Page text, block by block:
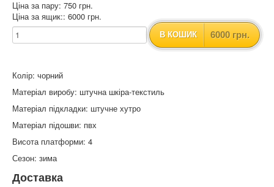
Ціна за пару: 750 грн.
Ціна за ящик:: 6000 грн.
В КОШИК 6000 грн.
Колір: чорний
Матеріал виробу: штучна шкіра-текстиль
Матеріал підкладки: штучне хутро
Матеріал підошви: пвх
Висота платформи: 4
Сезон: зима
Доставка